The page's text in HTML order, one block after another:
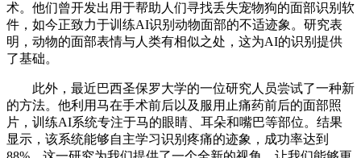
术。他们曾开发出用于帮助人们寻找丢失宠物狗的面部识别软
件，如今正致力于训练AI识别动物面部的不适迹象。研究表
明，动物的面部表情与人类有相似之处，这为AI的识别提供
了基础。
此外，最近巴西圣保罗大学的一位研究人员尝试了一种新
的方法。他利用马在手术前后以及服用止痛药前后的面部照
片，训练AI系统专注于马的眼睛、耳朵和嘴巴等部位。结果
显示，该系统能够自主学习识别疼痛的迹象，成功率达到